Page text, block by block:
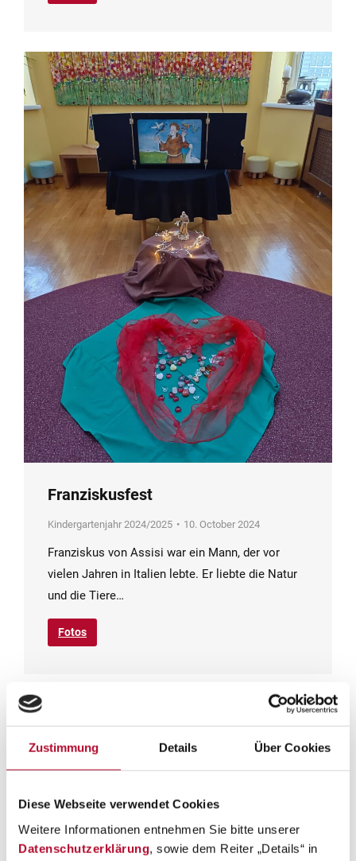
Zustimmung Details Über Cookies
Diese Webseite verwendet Cookies
Weitere Informationen entnehmen Sie bitte unserer
Datenschutzerklärung, sowie dem Reiter „Details“ in
Franziskusfest
Kindergartenjahr 2024/2025 10. October 2024
Franziskus von Assisi war ein Mann, der vor
vielen Jahren in Italien lebte. Er liebte die Natur
und die Tiere…
Fotos